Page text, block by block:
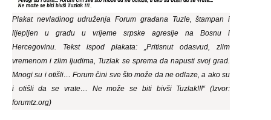
Plakat nevladinog udruženja Forum građana Tuzle, štampan i
lijepljen u gradu u vrijeme srpske agresije na Bosnu i
Hercegovinu. Tekst ispod plakata: „Pritisnut odasvud, zlim
vremenom i zlim ljudima, Tuzlak se sprema da napusti svoj grad.
Mnogi su i otišli… Forum čini sve što može da ne odlaze, a ako su
i otišli da se vrate… Ne može se biti bivši Tuzlak!!!“ (Izvor:
forumtz.org)